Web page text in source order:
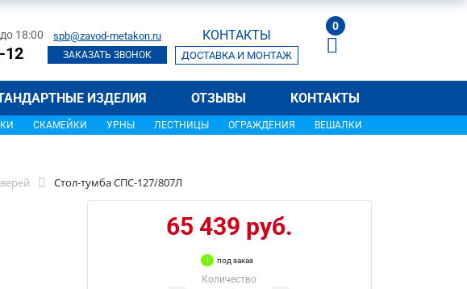
18:00
12
spb@zavod-metakon.ru
ЗАКАЗАТЬ ЗВОНОК
КОНТАКТЫ
ДОСТАВКА И МОНТАЖ
0
ИЗДЕЛИЯ ОТЗЫВЫ КОНТАКТЫ
СКАМЕЙКИ УРНЫ ЛЕСТНИЦЫ ОГРАЖДЕНИЯ ВЕШАЛКИ
Стол-тумба СПС-127/807Л
65 439 руб.
под заказ
Количество